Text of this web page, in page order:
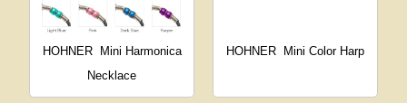
HOHNER
Mini Harmonica
Necklace
HOHNER Mini Color Harp